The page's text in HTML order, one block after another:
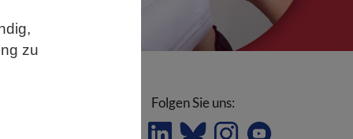
zu
Folgen Sie uns: